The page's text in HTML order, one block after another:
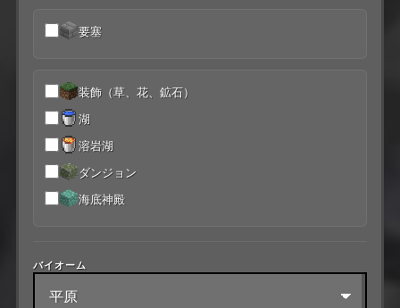
要塞
装飾（草、花、鉱石）
湖
溶岩湖
ダンジョン
海底神殿
バイオーム